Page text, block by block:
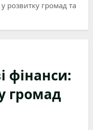
розвитку громад та
фінанси:
громад